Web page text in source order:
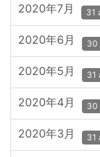
2020年7月 31
2020年6月 30
2020年5月 31
2020年4月 30
2020年3月 31